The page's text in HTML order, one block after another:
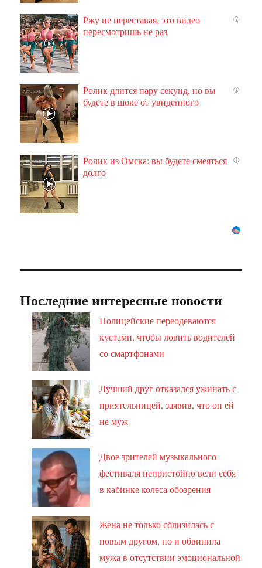
i
Ржу не переставая, это видео
пересмотришь не раз
i
Ролик длится пару секунд, но вы
будете в шоке от увиденного
i
Ролик из Омска: вы будете смеяться
долго
Последние интересные новости
Полицейские переодеваются
кустами, чтобы ловить водителей
со смартфонами
Лучший друг отказался ужинать с
приятельницей, заявив, что он ей
не муж
Двое зрителей музыкального
фестиваля непристойно вели себя
в кабинке колеса обозрения
Жена не только сблизилась с
новым другом, но и обвинила
мужа в отсутствии эмоциональной